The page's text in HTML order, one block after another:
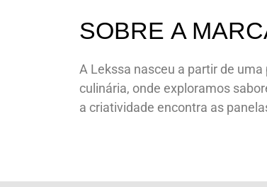
SOBRE A
A Lekssa nasceu a partir de
culinária, onde exploramos
a criatividade encontra as